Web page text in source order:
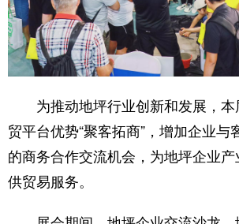
为推动地坪行业创新和发展，本
贸平台优势“聚客拓商”，增加企业与
的商务合作交流机会，为地坪企业
供贸易服务。